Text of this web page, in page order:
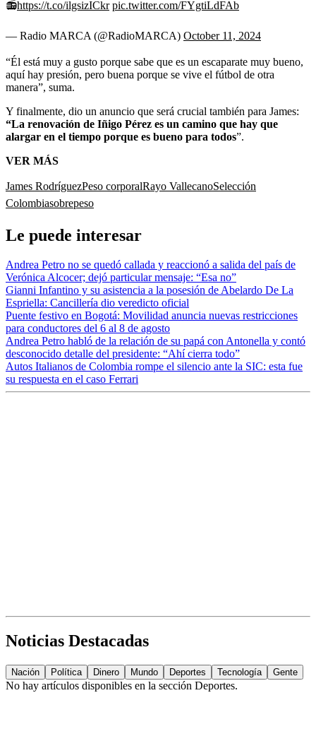
📻https://t.co/ilgsizICkr pic.twitter.com/FYgtiLdFAb
— Radio MARCA (@RadioMARCA) October 11, 2024
“Él está muy a gusto porque sabe que es un escaparate muy bueno,
aquí hay presión, pero buena porque se vive el fútbol de otra
manera”, suma.
Y finalmente, dio un anuncio que será crucial también para James:
“La renovación de Iñigo Pérez es un camino que hay que
alargar en el tiempo porque es bueno para todos”.
VER MÁS
James RodríguezPeso corporalRayo VallecanoSelección
Colombiasobrepeso
Le puede interesar
Andrea Petro no se quedó callada y reaccionó a salida del país de
Verónica Alcocer; dejó particular mensaje: “Esa no”
Gianni Infantino y su asistencia a la posesión de Abelardo De La
Espriella: Cancillería dio veredicto oficial
Puente festivo en Bogotá: Movilidad anuncia nuevas restricciones
para conductores del 6 al 8 de agosto
Andrea Petro habló de la relación de su papá con Antonella y contó
desconocido detalle del presidente: “Ahí cierra todo”
Autos Italianos de Colombia rompe el silencio ante la SIC: esta fue
su respuesta en el caso Ferrari
Noticias Destacadas
Nación Política Dinero Mundo Deportes Tecnología Gente
No hay artículos disponibles en la sección Deportes.